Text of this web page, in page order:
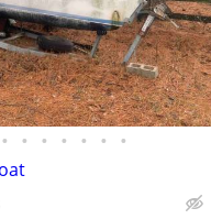
• • • • • • •